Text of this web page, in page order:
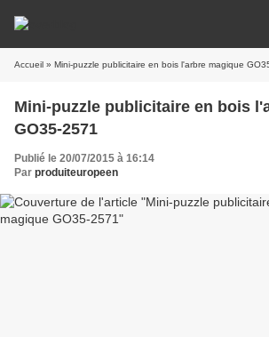
Accueil » Mini-puzzle publicitaire en bois l'arbre magique
Mini-puzzle publicitaire en bois
GO35-2571
Publié le 20/07/2015 à 16:14
Par produiteuropeen